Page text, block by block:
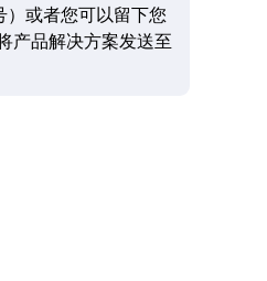
）或者您可以留下您
产品解决方案发送至